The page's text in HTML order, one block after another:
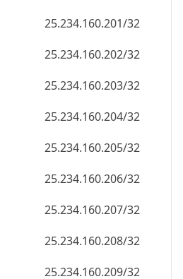
25.234.160.201/32
25.234.160.202/32
25.234.160.203/32
25.234.160.204/32
25.234.160.205/32
25.234.160.206/32
25.234.160.207/32
25.234.160.208/32
25.234.160.209/32